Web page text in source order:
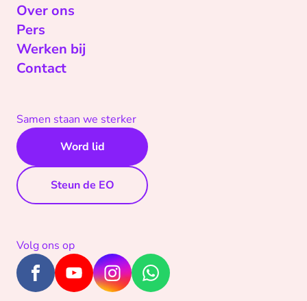
Over ons
Pers
Werken bij
Contact
Samen staan we sterker
Word lid
Steun de EO
Volg ons op